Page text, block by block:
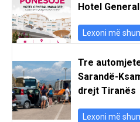
Hotel
Lexoni më
Tre
Sarandë-
drejt Tiranës
Lexoni më